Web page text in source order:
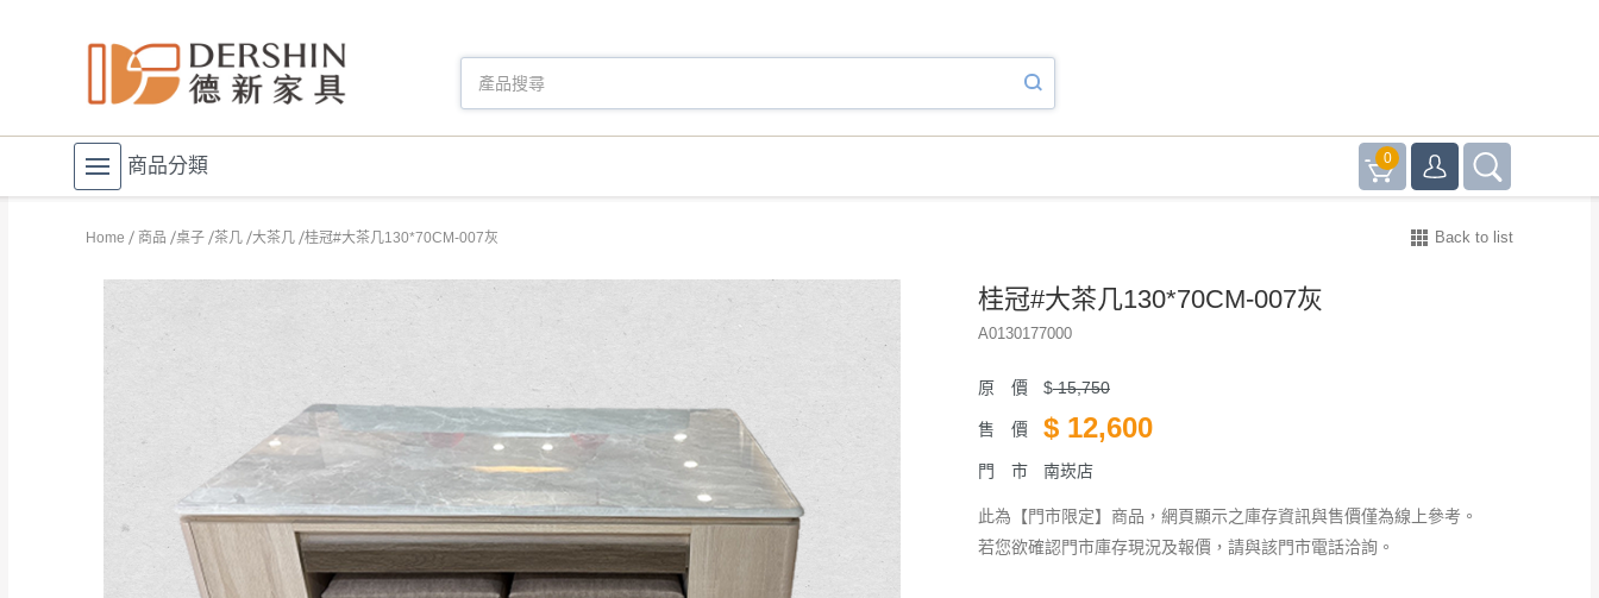
商品分類 0
Home 商品 桌子 茶几 大茶几 桂冠#大茶几130*70CM-007灰 Back to list
桂冠#大茶几130*70CM-007灰
A0130177000
原 價 $15,750
售 價 $ 12,600
門 市 南崁店
此為【門市限定】商品，網頁顯示之庫存資訊與售價僅為線上參考。
若您欲確認門市庫存現況及報價，請與該門市電話洽詢。